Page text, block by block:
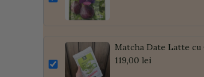
Matcha Date Latte cu
119,00 lei